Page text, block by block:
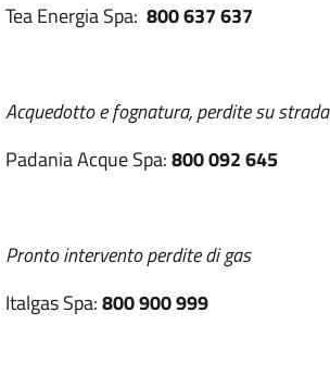
Tea Energia Spa: 800 637 637
Acquedotto e fognatura, perdite su strada
Padania Acque Spa:800 092 645
Pronto intervento perdite di gas
Italgas Spa:800 900 999